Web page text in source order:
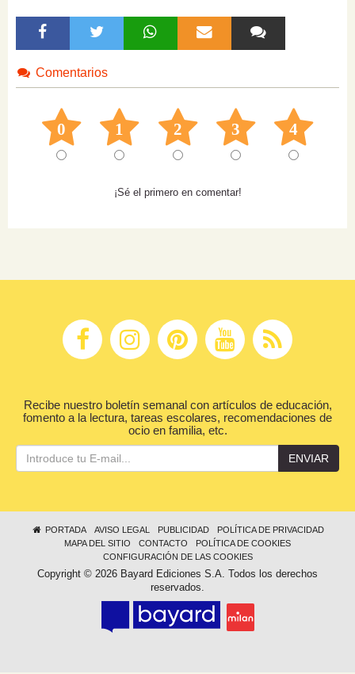
Comentarios
0 1 2 3 4
¡Sé el primero en comentar!
Recibe nuestro boletín semanal con artículos de educación,
fomento a la lectura, tareas escolares, recomendaciones de
ocio en familia, etc.
ENVIAR
PORTADA AVISO LEGAL PUBLICIDAD
POLÍTICA DE PRIVACIDAD
MAPA DEL SITIO
CONTACTO
POLÍTICA DE COOKIES
CONFIGURACIÓN DE LAS COOKIES
Copyright © 2026 Bayard Ediciones S.A. Todos los derechos
reservados.